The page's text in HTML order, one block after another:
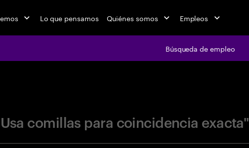
Lo que pensamos Quiénes somos Empleos
Búsqueda de empleo
comillas para coincidencia exacta"